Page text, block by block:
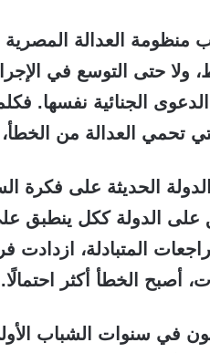
العدالة المصرية
حتى التوسع في
الدعوى الجنائية نفسها.
تحمي العدالة من
الحديثة على فكرة
الدولة ككل ينطبق
المتبادلة،
أصبح الخطأ أكثر احتمالًا.
في سنوات الشباب